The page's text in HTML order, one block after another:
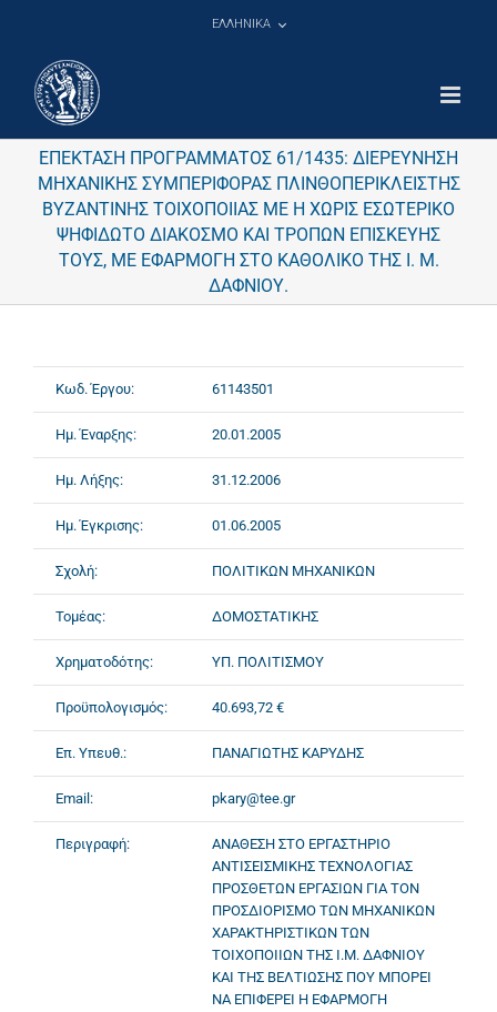
ΕΛΛΗΝΙΚΑ
ΕΠΕΚΤΑΣΗ ΠΡΟΓΡΑΜΜΑΤΟΣ 61/1435: ΔΙΕΡΕΥΝΗΣΗ
ΜΗΧΑΝΙΚΗΣ ΣΥΜΠΕΡΙΦΟΡΑΣ ΠΛΙΝΘΟΠΕΡΙΚΛΕΙΣΤΗΣ
ΒΥΖΑΝΤΙΝΗΣ ΤΟΙΧΟΠΟΙΙΑΣ ΜΕ Η ΧΩΡΙΣ ΕΣΩΤΕΡΙΚΟ
ΨΗΦΙΔΩΤΟ ΔΙΑΚΟΣΜΟ ΚΑΙ ΤΡΟΠΩΝ ΕΠΙΣΚΕΥΗΣ
ΤΟΥΣ, ΜΕ ΕΦΑΡΜΟΓΗ ΣΤΟ ΚΑΘΟΛΙΚΟ ΤΗΣ Ι. Μ.
ΔΑΦΝΙΟΥ.
Κωδ. Έργου: 61143501
Ημ. Έναρξης: 20.01.2005
Ημ. Λήξης: 31.12.2006
Ημ. Έγκρισης: 01.06.2005
Σχολή: ΠΟΛΙΤΙΚΩΝ ΜΗΧΑΝΙΚΩΝ
Τομέας: ΔΟΜΟΣΤΑΤΙΚΗΣ
Χρηματοδότης: ΥΠ. ΠΟΛΙΤΙΣΜΟΥ
Προϋπολογισμός: 40.693,72 €
Επ. Υπευθ.: ΠΑΝΑΓΙΩΤΗΣ ΚΑΡΥΔΗΣ
Email: pkary@tee.gr
Περιγραφή:
ΑΝΑΘΕΣΗ ΣΤΟ ΕΡΓΑΣΤΗΡΙΟ
ΑΝΤΙΣΕΙΣΜΙΚΗΣ ΤΕΧΝΟΛΟΓΙΑΣ
ΠΡΟΣΘΕΤΩΝ ΕΡΓΑΣΙΩΝ ΓΙΑ ΤΟΝ
ΠΡΟΣΔΙΟΡΙΣΜΟ ΤΩΝ ΜΗΧΑΝΙΚΩΝ
ΧΑΡΑΚΤΗΡΙΣΤΙΚΩΝ ΤΩΝ
ΤΟΙΧΟΠΟΙΙΩΝ ΤΗΣ Ι.Μ. ΔΑΦΝΙΟΥ
ΚΑΙ ΤΗΣ ΒΕΛΤΙΩΣΗΣ ΠΟΥ ΜΠΟΡΕΙ
ΝΑ ΕΠΙΦΕΡΕΙ Η ΕΦΑΡΜΟΓΗ